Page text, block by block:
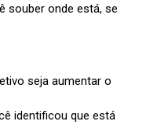
souber onde está, se
seja aumentar o
identificou que está